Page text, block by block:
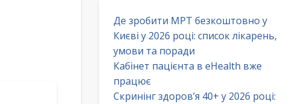
Де зробити МРТ безкоштовно у
Києві у 2026 році: список лікарень,
умови та поради
Кабінет пацієнта в eHealth вже
працює
Скринінг здоров’я 40+ у 2026 році: